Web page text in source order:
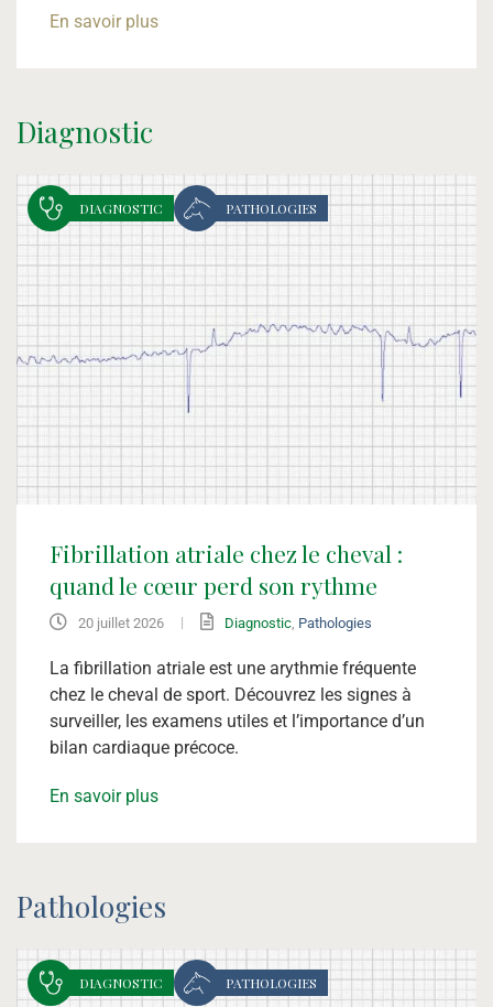
En savoir plus
Diagnostic
DIAGNOSTIC PATHOLOGIES
Fibrillation atriale chez le cheval :
quand le cœur perd son rythme
20 juillet 2026 | Diagnostic, Pathologies
La fibrillation atriale est une arythmie fréquente
chez le cheval de sport. Découvrez les signes à
surveiller, les examens utiles et l’importance d’un
bilan cardiaque précoce.
En savoir plus
Pathologies
DIAGNOSTIC PATHOLOGIES